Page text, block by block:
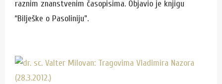
raznim znanstvenim časopisima. Objavio je knjigu
“Bilješke o Pasoliniju”.